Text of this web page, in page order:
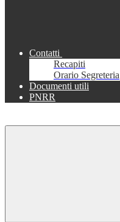
Contatti
Recapiti
Orario Segreteria
Documenti utili
PNRR